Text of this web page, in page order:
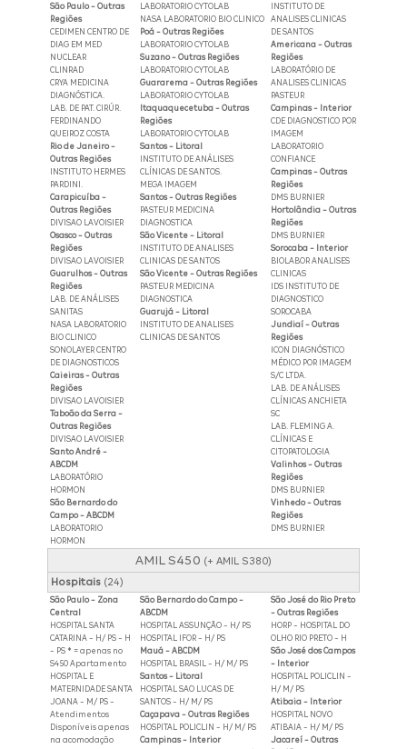
São Paulo - Outras
Regiões
CEDIMEN CENTRO DE
DIAG EM MED
NUCLEAR
CLINRAD
CRYA MEDICINA
DIAGNÓSTICA.
LAB. DE PAT. CIRÚR.
FERDINANDO
QUEIROZ COSTA
Rio de Janeiro -
Outras Regiões
INSTITUTO HERMES
PARDINI.
Carapicuíba -
Outras Regiões
DIVISAO LAVOISIER
Osasco - Outras
Regiões
DIVISAO LAVOISIER
Guarulhos - Outras
Regiões
LAB. DE ANÁLISES
SANITAS
NASA LABORATORIO
BIO CLINICO
SONOLAYER CENTRO
DE DIAGNOSTICOS
Caieiras - Outras
Regiões
DIVISAO LAVOISIER
Taboão da Serra -
Outras Regiões
DIVISAO LAVOISIER
Santo André -
ABCDM
LABORATÓRIO
HORMON
São Bernardo do
Campo - ABCDM
LABORATORIO
HORMON
LABORATORIO CYTOLAB
NASA LABORATORIO BIO CLINICO
Poá - Outras Regiões
LABORATORIO CYTOLAB
Suzano - Outras Regiões
LABORATORIO CYTOLAB
Guararema - Outras Regiões
LABORATORIO CYTOLAB
Itaquaquecetuba - Outras
Regiões
LABORATORIO CYTOLAB
Santos - Litoral
INSTITUTO DE ANÁLISES
CLÍNICAS DE SANTOS.
MEGA IMAGEM
Santos - Outras Regiões
PASTEUR MEDICINA
DIAGNOSTICA
São Vicente - Litoral
INSTITUTO DE ANALISES
CLINICAS DE SANTOS
São Vicente - Outras Regiões
PASTEUR MEDICINA
DIAGNOSTICA
Guarujá - Litoral
INSTITUTO DE ANALISES
CLINICAS DE SANTOS
INSTITUTO DE
ANALISES CLINICAS
DE SANTOS
Americana - Outras
Regiões
LABORATÓRIO DE
ANALISES CLINICAS
PASTEUR
Campinas - Interior
CDE DIAGNOSTICO POR
IMAGEM
LABORATORIO
CONFIANCE
Campinas - Outras
Regiões
DMS BURNIER
Hortolândia - Outras
Regiões
DMS BURNIER
Sorocaba - Interior
BIOLABOR ANALISES
CLINICAS
IDS INSTITUTO DE
DIAGNOSTICO
SOROCABA
Jundiaí - Outras
Regiões
ICON DIAGNÓSTICO
MÉDICO POR IMAGEM
S/C LTDA.
LAB. DE ANÁLISES
CLÍNICAS ANCHIETA
SC
LAB. FLEMING A.
CLÍNICAS E
CITOPATOLOGIA
Valinhos - Outras
Regiões
DMS BURNIER
Vinhedo - Outras
Regiões
DMS BURNIER
AMIL S450 (+ AMIL S380)
Hospitais(24)
São Paulo - Zona
Central
HOSPITAL SANTA
CATARINA - H/ PS - H
- PS * = apenas no
S450 Apartamento
HOSPITAL E
MATERNIDADE SANTA
JOANA - M/ PS -
Atendimentos
Disponíveis apenas
na acomodação
São Bernardo do Campo -
ABCDM
HOSPITAL ASSUNÇÃO - H/ PS
HOSPITAL IFOR - H/ PS
Mauá - ABCDM
HOSPITAL BRASIL - H/ M/ PS
Santos - Litoral
HOSPITAL SAO LUCAS DE
SANTOS - H/ M/ PS
Caçapava - Outras Regiões
HOSPITAL POLICLIN - H/ M/ PS
Campinas - Interior
São José do Rio Preto
- Outras Regiões
HORP - HOSPITAL DO
OLHO RIO PRETO - H
São José dos Campos
- Interior
HOSPITAL POLICLIN -
H/ M/ PS
Atibaia - Interior
HOSPITAL NOVO
ATIBAIA - H/ M/ PS
Jacareí - Outras